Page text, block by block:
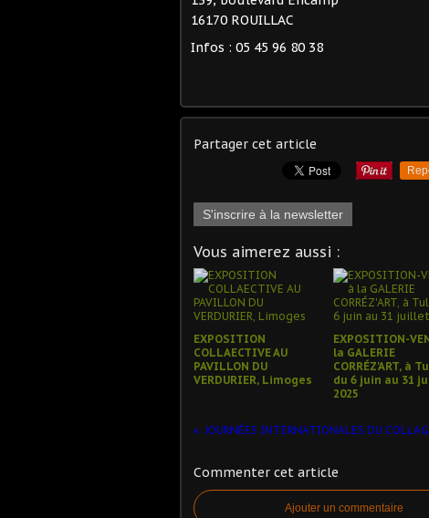
16170 ROUILLAC
Infos : 05 45 96 80 38
Partager cet article
S'inscrire à la newsletter
Vous aimerez aussi :
EXPOSITION
COLLAECTIVE AU
PAVILLON DU
VERDURIER, Limoges
EXPOSITION-
la GALERIE
CORRÉZ'ART, à
du 6 juin au 31
2025
Commenter cet article
Ajouter un commentaire